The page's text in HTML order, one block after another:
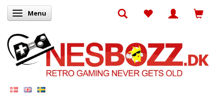
Skifte navigation
Menu